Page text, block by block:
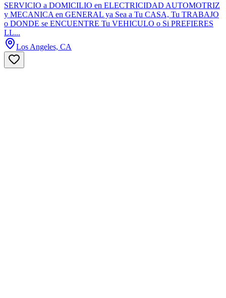
SERVICIO a DOMICILIO en ELECTRICIDAD AUTOMOTRIZ
y MECANICA en GENERAL ya Sea a Tu CASA, Tu TRABAJO
o DONDE se ENCUENTRE Tu VEHICULO o Si PREFIERES
LL...
Los Angeles, CA